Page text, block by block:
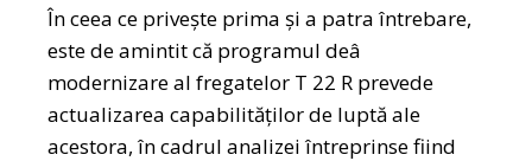
În ceea ce priveşte prima şi a patra întrebare,
este de amintit că programul deâ
modernizare al fregatelor T 22 R prevede
actualizarea capabilităţilor de luptă ale
acestora, în cadrul analizei întreprinse fiind